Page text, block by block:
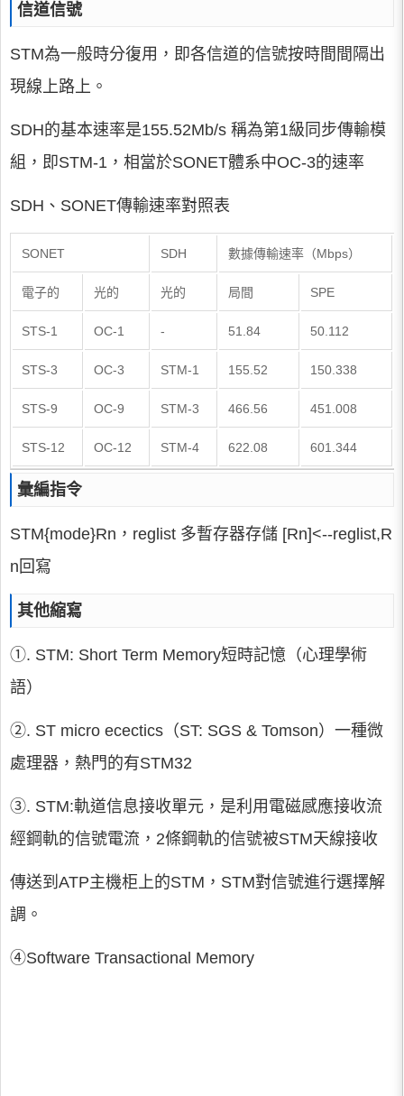
信道信號
STM為一般時分復用，即各信道的信號按時間間隔出
現線上路上。
SDH的基本速率是155.52Mb/s 稱為第1級同步傳輸模
組，即STM-1，相當於SONET體系中OC-3的速率
SDH、SONET傳輸速率對照表
SONET SDH 數據傳輸速率（Mbps）
電子的 光的 光的 局間 SPE
STS-1 OC-1 - 51.84 50.112
STS-3 OC-3 STM-1 155.52 150.338
STS-9 OC-9 STM-3 466.56 451.008
STS-12 OC-12 STM-4 622.08 601.344
彙編指令
STM{mode}Rn，reglist 多暫存器存儲 [Rn]<--reglist,R
n回寫
其他縮寫
①. STM: Short Term Memory短時記憶（心理學術
語）
②. ST micro ecectics（ST: SGS & Tomson）一種微
處理器，熱門的有STM32
③. STM:軌道信息接收單元，是利用電磁感應接收流
經鋼軌的信號電流，2條鋼軌的信號被STM天線接收
傳送到ATP主機柜上的STM，STM對信號進行選擇解
調。
④Software Transactional Memory